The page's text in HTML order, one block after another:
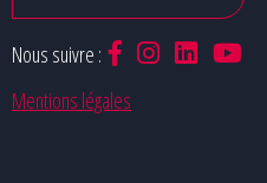
Nous suivre :
Mentions légales